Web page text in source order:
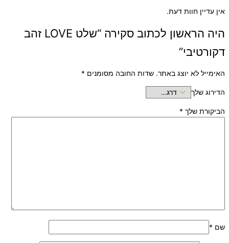
אין עדיין חוות דעת.
היה הראשון לכתוב סקירה “שלט LOVE זהב
דקורטיבי”
האימייל לא יוצג באתר. שדות החובה מסומנים *
הדירוג שלך
הביקורת שלך *
שם *